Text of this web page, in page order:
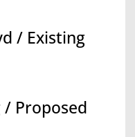
/ Existing
Proposed